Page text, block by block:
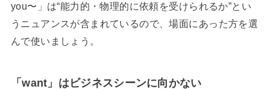
you〜」は“能力的・物理的に依頼を受けられるか”とい
うニュアンスが含まれているので、場面にあった方を選
んで使いましょう。
「want」はビジネスシーンに向かない